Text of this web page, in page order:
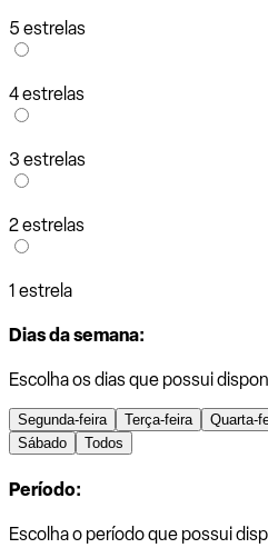
5 estrelas
4 estrelas
3 estrelas
2 estrelas
1 estrela
Dias da semana:
Escolha os dias que possui
Segunda-feira Terça-feira Quarta-
Sábado
Todos
Período:
Escolha o período que possui